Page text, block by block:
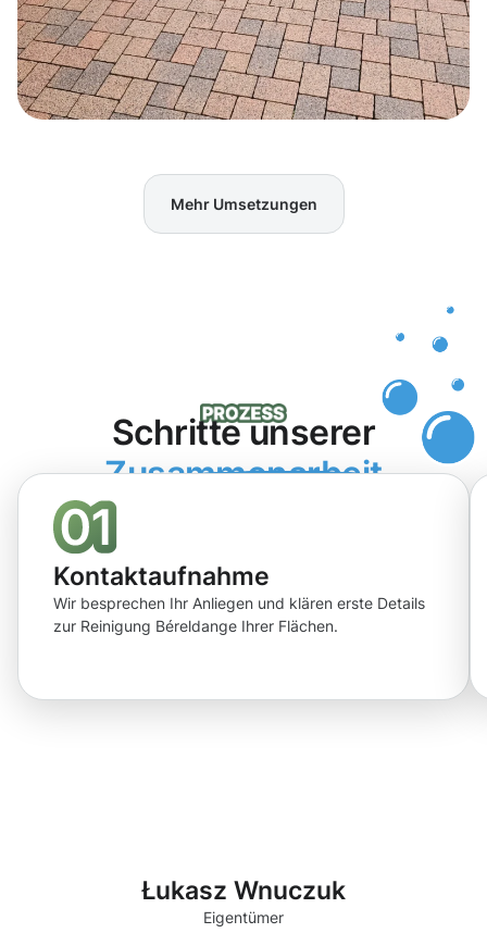
Mehr Umsetzungen
Schritte unserer
Zusammenarbeit
Kontaktaufnahme
Wir besprechen Ihr Anliegen und klären erste Details
zur Reinigung Béreldange Ihrer Flächen.
Łukasz Wnuczuk
Eigentümer